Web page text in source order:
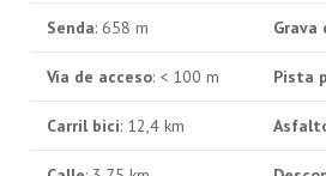
Senda: 658 m Grava
Vía de acceso: < 100 m Pista
Carril bici: 12,4 km